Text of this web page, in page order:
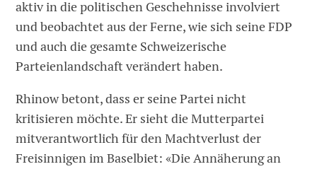
aktiv in die politischen Geschehnisse involviert
und beobachtet aus der Ferne, wie sich seine FDP
und auch die gesamte Schweizerische
Parteienlandschaft verändert haben.
Rhinow betont, dass er seine Partei nicht
kritisieren möchte. Er sieht die Mutterpartei
mitverantwortlich für den Machtverlust der
Freisinnigen im Baselbiet: «Die Annäherung an